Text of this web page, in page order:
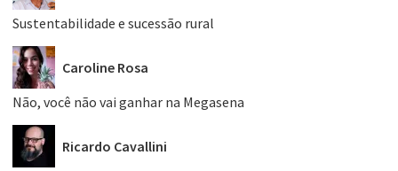
Sustentabilidade e sucessão rural
Caroline Rosa
Não, você não vai ganhar na Megasena
Ricardo Cavallini